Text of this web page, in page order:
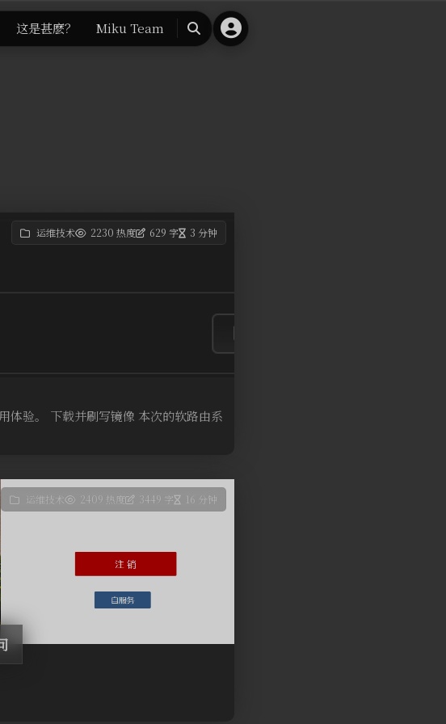
这是甚麽？ Miku Team
搜
运维技术 2230 热度 629 字 3 分钟
体验。 下载并刷写镜像 本次的软路由系
运维技术 2409 热度 3449 字 16 分钟